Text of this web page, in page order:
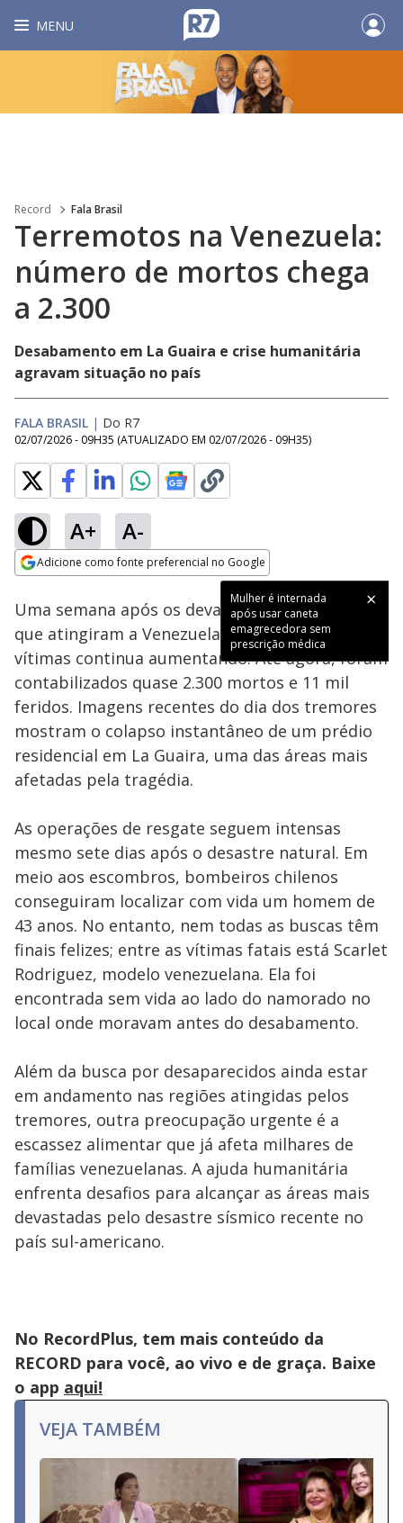
MENU
Record Fala Brasil
Terremotos na Venezuela:
número de mortos chega
a 2.300
Desabamento em La Guaira e crise humanitária
agravam situação no país
FALA BRASIL | Do R7
02/07/2026 - 09H35 (ATUALIZADO EM 02/07/2026 - 09H35)
A+ A-
Adicione como fonte preferencial no Google
Mulher é internada
após usar caneta
emagrecedora sem
prescrição médica
Ativar
100.00%
Uma semana após os devastadores terremotos
que atingiram a Venezuela, o número de
vítimas continua aumentando. Até agora, foram
contabilizados quase 2.300 mortos e 11 mil
feridos. Imagens recentes do dia dos tremores
mostram o colapso instantâneo de um prédio
residencial em La Guaira, uma das áreas mais
afetadas pela tragédia.
As operações de resgate seguem intensas
mesmo sete dias após o desastre natural. Em
meio aos escombros, bombeiros chilenos
conseguiram localizar com vida um homem de
43 anos. No entanto, nem todas as buscas têm
finais felizes; entre as vítimas fatais está Scarlet
Rodriguez, modelo venezuelana. Ela foi
encontrada sem vida ao lado do namorado no
local onde moravam antes do desabamento.
Além da busca por desaparecidos ainda estar
em andamento nas regiões atingidas pelos
tremores, outra preocupação urgente é a
escassez alimentar que já afeta milhares de
famílias venezuelanas. A ajuda humanitária
enfrenta desafios para alcançar as áreas mais
devastadas pelo desastre sísmico recente no
país sul-americano.
No RecordPlus, tem mais conteúdo da
RECORD para você, ao vivo e de graça. Baixe
o app aqui!
VEJA TAMBÉM